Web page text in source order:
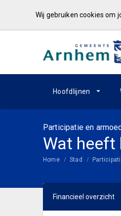
Wij gebruiken cookies om
Hoofdlijnen
Participatie en
Wat heeft
Home Stad
Financieel overzicht